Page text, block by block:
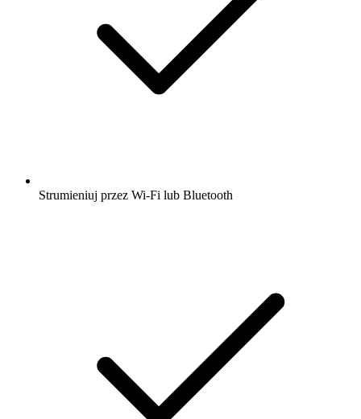
Strumieniuj przez Wi-Fi lub Bluetooth